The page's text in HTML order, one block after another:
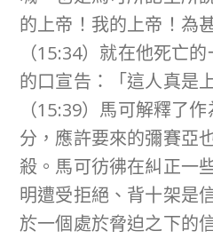
的上帝！我的上帝！為
（15:34）就在他死亡
的口宣告：「這人真是
（15:39）馬可解釋了
分，應許要來的彌賽亞
殺。馬可彷彿在糾正一
明遭受拒絕、背十架是
於一個處於脅迫之下的